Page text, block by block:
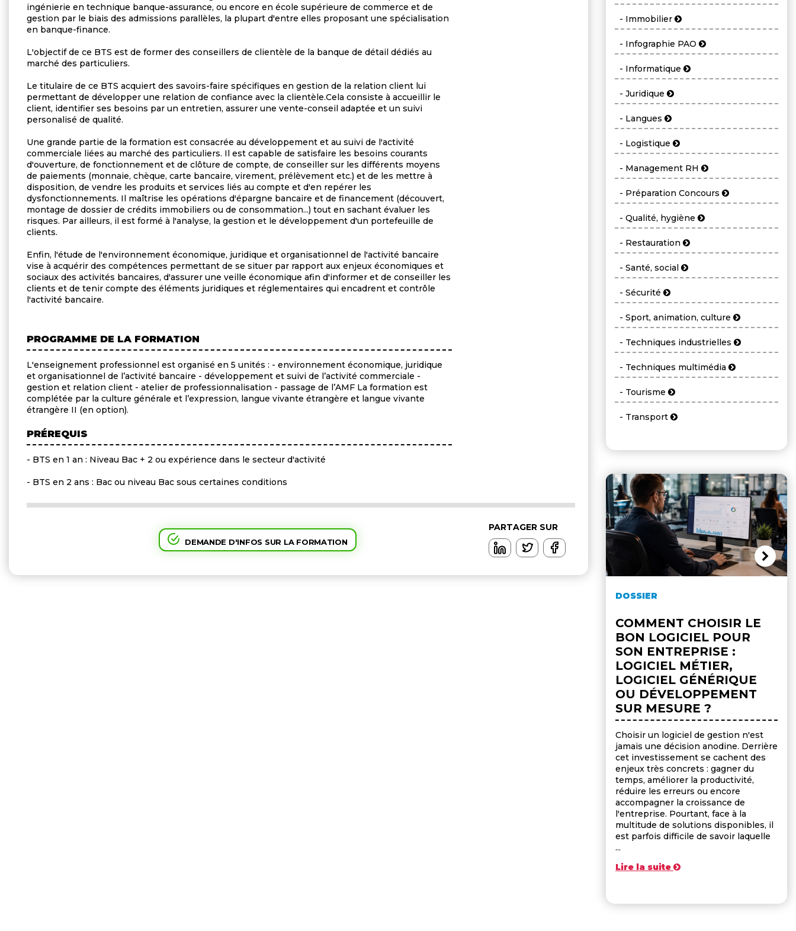
ingénierie en technique banque-assurance, ou encore en école supérieure de commerce et de
gestion par le biais des admissions parallèles, la plupart d'entre elles proposant une spécialisation
en banque-finance.
L'objectif de ce BTS est de former des conseillers de clientèle de la banque de détail dédiés au
marché des particuliers.
Le titulaire de ce BTS acquiert des savoirs-faire spécifiques en gestion de la relation client lui
permettant de développer une relation de confiance avec la clientèle.Cela consiste à accueillir le
client, identifier ses besoins par un entretien, assurer une vente-conseil adaptée et un suivi
personalisé de qualité.
Une grande partie de la formation est consacrée au développement et au suivi de l'activité
commerciale liées au marché des particuliers. Il est capable de satisfaire les besoins courants
d'ouverture, de fonctionnement et de clôture de compte, de conseiller sur les différents moyens
de paiements (monnaie, chèque, carte bancaire, virement, prélèvement etc.) et de les mettre à
disposition, de vendre les produits et services liés au compte et d'en repérer les
dysfonctionnements. Il maîtrise les opérations d'épargne bancaire et de financement (découvert,
montage de dossier de crédits immobiliers ou de consommation...) tout en sachant évaluer les
risques. Par ailleurs, il est formé à l'analyse, la gestion et le développement d'un portefeuille de
clients.
Enfin, l'étude de l'environnement économique, juridique et organisationnel de l'activité bancaire
vise à acquérir des compétences permettant de se situer par rapport aux enjeux économiques et
sociaux des activités bancaires, d'assurer une veille économique afin d'informer et de conseiller les
clients et de tenir compte des éléments juridiques et réglementaires qui encadrent et contrôle
l'activité bancaire.
PROGRAMME DE LA FORMATION
L'enseignement professionnel est organisé en 5 unités : - environnement économique, juridique
et organisationnel de l’activité bancaire - développement et suivi de l’activité commerciale -
gestion et relation client - atelier de professionnalisation - passage de l’AMF La formation est
complétée par la culture générale et l’expression, langue vivante étrangère et langue vivante
étrangère II (en option).
PRÉREQUIS
- BTS en 1 an : Niveau Bac + 2 ou expérience dans le secteur d'activité
- BTS en 2 ans : Bac ou niveau Bac sous certaines conditions
DEMANDE D'INFOS SUR LA FORMATION
PARTAGER SUR
- Immobilier
- Infographie PAO
- Informatique
- Juridique
- Langues
- Logistique
- Management RH
- Préparation Concours
- Qualité, hygiène
- Restauration
- Santé, social
- Sécurité
- Sport, animation, culture
- Techniques industrielles
- Techniques multimédia
- Tourisme
- Transport
DOSSIER
COMMENT CHOISIR LE
BON LOGICIEL POUR
SON ENTREPRISE :
LOGICIEL MÉTIER,
LOGICIEL GÉNÉRIQUE
OU DÉVELOPPEMENT
SUR MESURE ?
Choisir un logiciel de gestion n'est
jamais une décision anodine. Derrière
cet investissement se cachent des
enjeux très concrets : gagner du
temps, améliorer la productivité,
réduire les erreurs ou encore
accompagner la croissance de
l'entreprise. Pourtant, face à la
multitude de solutions disponibles, il
est parfois difficile de savoir laquelle
...
Lire la suite